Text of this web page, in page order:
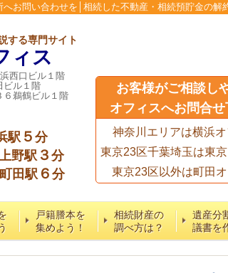
お問い合わせを│相続した不動産・相続預貯金の解
する専門サイト
ィス
西口ビル１階
ビル１階
鵜鶴ビル１階
駅 ５ 分
野駅 ３ 分
町田駅 ６ 分
お客様がご相談し
オフィスへお問合
神奈川エリアは横浜
東京23区千葉埼玉は東
東京23区以外は町田
戸籍謄本を
集めよう！
相続財産の
調べ方は？
遺産分
議書を